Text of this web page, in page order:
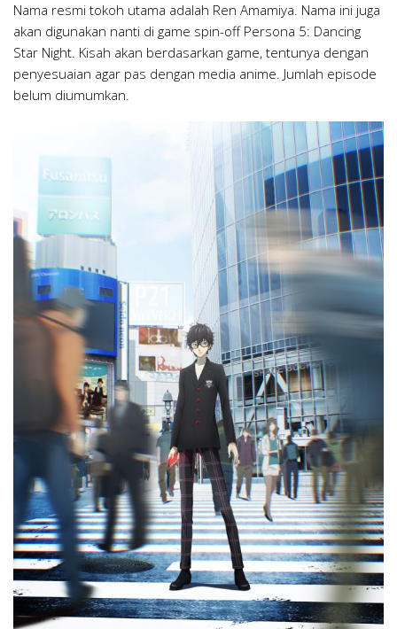
Nama resmi tokoh utama adalah Ren Amamiya. Nama ini juga
akan digunakan nanti di game spin-off Persona 5: Dancing
Star Night. Kisah akan berdasarkan game, tentunya dengan
penyesuaian agar pas dengan media anime. Jumlah episode
belum diumumkan.